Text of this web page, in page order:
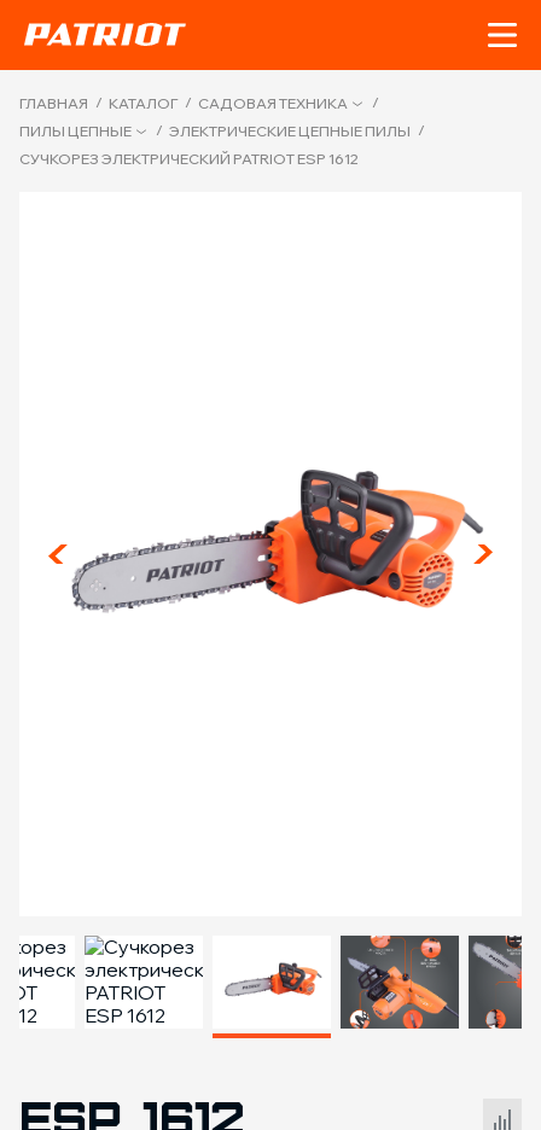
ГЛАВНАЯ / КАТАЛОГ / САДОВАЯ ТЕХНИКА
/
ПИЛЫ ЦЕПНЫЕ
/ ЭЛЕКТРИЧЕСКИЕ ЦЕПНЫЕ ПИЛЫ /
СУЧКОРЕЗ ЭЛЕКТРИЧЕСКИЙ PATRIOT ESP 1612
ESP 1612